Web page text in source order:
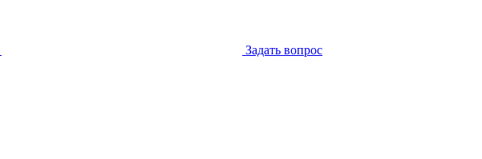
Задать вопрос